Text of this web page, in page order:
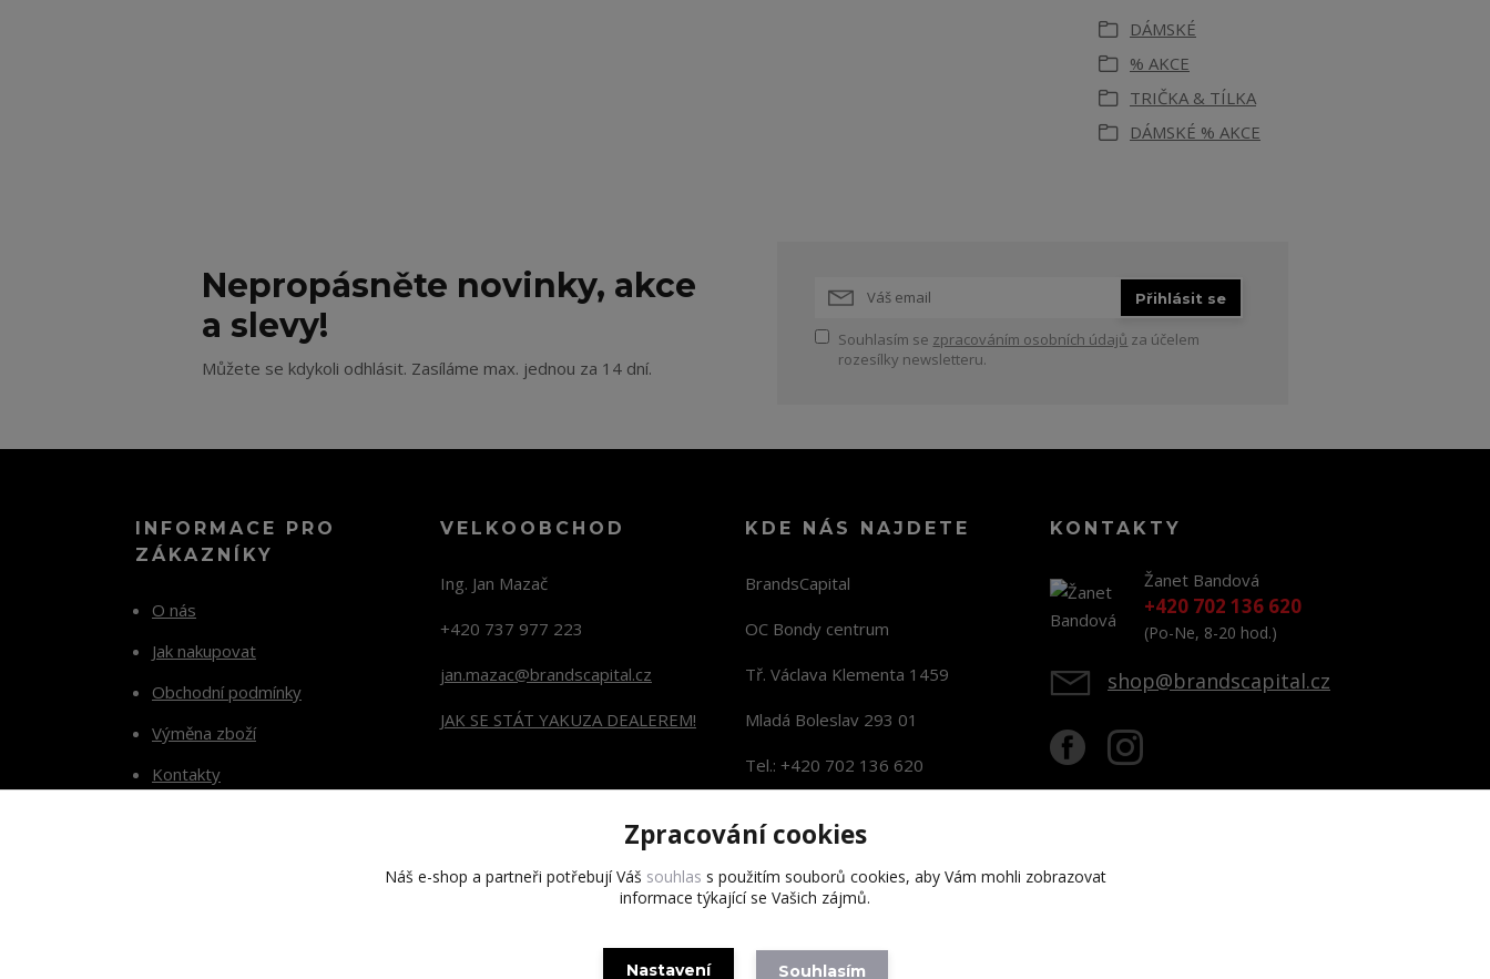
DÁMSKÉ
% AKCE
TRIČKA & TÍLKA
DÁMSKÉ % AKCE
Nepropásněte novinky, akce
a slevy!
Můžete se kdykoli odhlásit. Zasíláme max. jednou za 14 dní.
Přihlásit se
Souhlasím se zpracováním osobních údajů za účelem
rozesílky newsletteru.
INFORMACE PRO
ZÁKAZNÍKY
O nás
Jak nakupovat
Obchodní podmínky
Výměna zboží
Kontakty
VELKOOBCHOD
Ing. Jan Mazač
+420 737 977 223
jan.mazac@brandscapital.cz
JAK SE STÁT YAKUZA DEALEREM!
KDE NÁS NAJDETE
BrandsCapital
OC Bondy centrum
Tř. Václava Klementa 1459
Mladá Boleslav 293 01
Tel.: +420 702 136 620
KONTAKTY
Žanet Bandová
+420 702 136 620
(Po-Ne, 8-20 hod.)
shop@brandscapital.cz
Copyright 2020 BrandsCapital s.r.o.
Zpracování cookies
Náš e-shop a partneři potřebují Váš souhlas s použitím souborů cookies, aby Vám mohli zobrazovat
informace týkající se Vašich zájmů.
Nastavení Souhlasím